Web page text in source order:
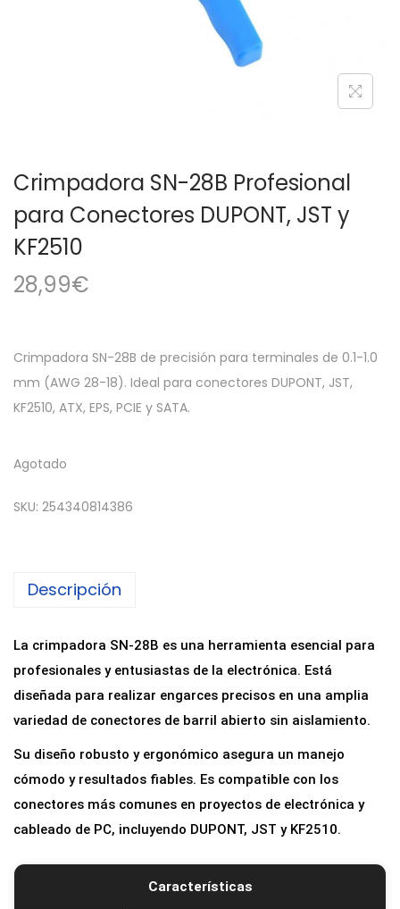
a
Crimpadora SN-28B Profesional
para Conectores DUPONT, JST y
KF2510
28,99€
Crimpadora SN-28B de precisión para terminales de 0.1-1.0
mm (AWG 28-18). Ideal para conectores DUPONT, JST,
KF2510, ATX, EPS, PCIE y SATA.
Agotado
SKU: 254340814386
Descripción
La crimpadora SN-28B es una herramienta esencial para
profesionales y entusiastas de la electrónica. Está
diseñada para realizar engarces precisos en una amplia
variedad de conectores de barril abierto sin aislamiento.
Su diseño robusto y ergonómico asegura un manejo
cómodo y resultados fiables. Es compatible con los
conectores más comunes en proyectos de electrónica y
cableado de PC, incluyendo DUPONT, JST y KF2510.
Características